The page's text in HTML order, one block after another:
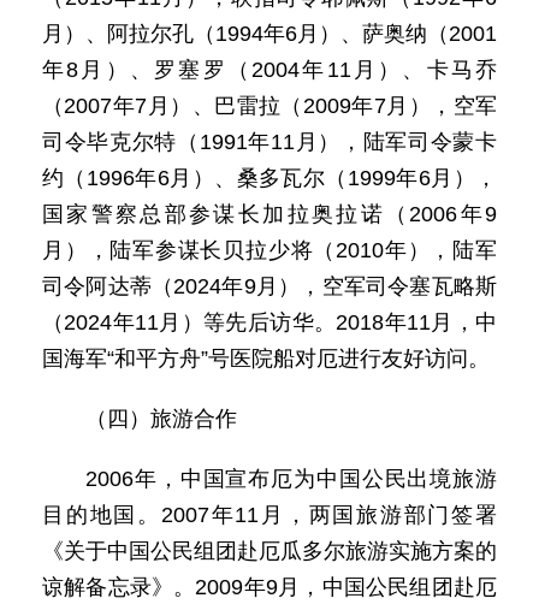
月）、阿拉尔孔（1994年6月）、萨奥纳（2001
年8月）、罗塞罗（2004年11月）、卡马乔
（2007年7月）、巴雷拉（2009年7月），空军
司令毕克尔特（1991年11月），陆军司令蒙卡
约（1996年6月）、桑多瓦尔（1999年6月），
国家警察总部参谋长加拉奥拉诺（2006年9
月），陆军参谋长贝拉少将（2010年），陆军
司令阿达蒂（2024年9月），空军司令塞瓦略斯
（2024年11月）等先后访华。2018年11月，中
国海军“和平方舟”号医院船对厄进行友好访问。
（四）旅游合作
2006年，中国宣布厄为中国公民出境旅游
目的地国。2007年11月，两国旅游部门签署
《关于中国公民组团赴厄瓜多尔旅游实施方案的
谅解备忘录》。2009年9月，中国公民组团赴厄